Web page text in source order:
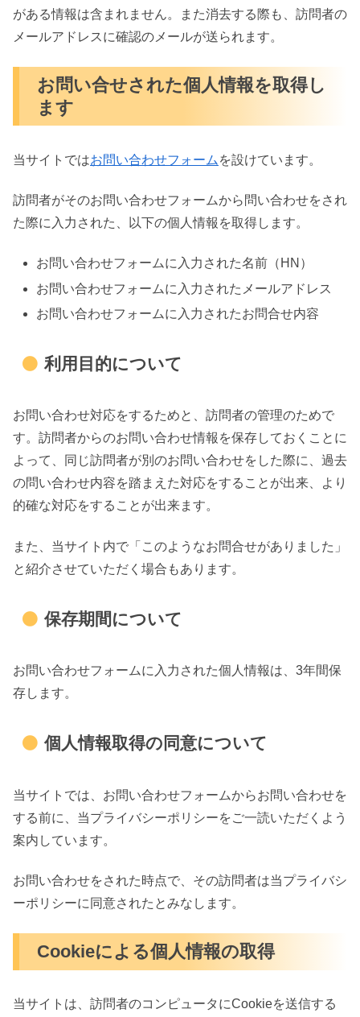
がある情報は含まれません。また消去する際も、訪問者の
メールアドレスに確認のメールが送られます。
お問い合せされた個人情報を取得し
ます
当サイトではお問い合わせフォーム を設けています。
訪問者がそのお問い合わせフォームから問い合わせをされ
た際に入力された、以下の個人情報を取得します。
お問い合わせフォームに入力された名前（HN）
お問い合わせフォームに入力されたメールアドレス
お問い合わせフォームに入力されたお問合せ内容
利用目的について
お問い合わせ対応をするためと、訪問者の管理のためで
す。訪問者からのお問い合わせ情報を保存しておくことに
よって、同じ訪問者が別のお問い合わせをした際に、過去
の問い合わせ内容を踏まえた対応をすることが出来、より
的確な対応をすることが出来ます。
また、当サイト内で「このようなお問合せがありました」
と紹介させていただく場合もあります。
保存期間について
お問い合わせフォームに入力された個人情報は、3年間保
存します。
個人情報取得の同意について
当サイトでは、お問い合わせフォームからお問い合わせを
する前に、当プライバシーポリシーをご一読いただくよう
案内しています。
お問い合わせをされた時点で、その訪問者は当プライバシ
ーポリシーに同意されたとみなします。
Cookieによる個人情報の取得
当サイトは、訪問者のコンピュータにCookieを送信する